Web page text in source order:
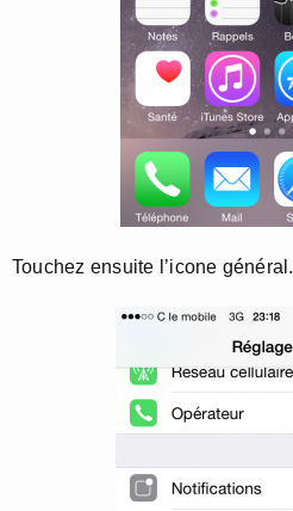
Touchez ensuite l’icone général.